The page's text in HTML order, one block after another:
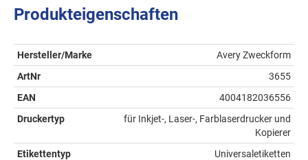
Produkteigenschaften
Hersteller/Marke
Avery Zweckform
ArtNr
3655
EAN
4004182036556
Druckertyp
für Inkjet-, Laser-, Farblaserdrucker und
Kopierer
Etikettentyp
Universaletiketten